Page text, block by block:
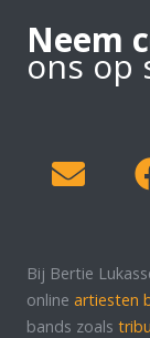
Neem
ons op
Bij Bertie
online artiesten
bands zoals